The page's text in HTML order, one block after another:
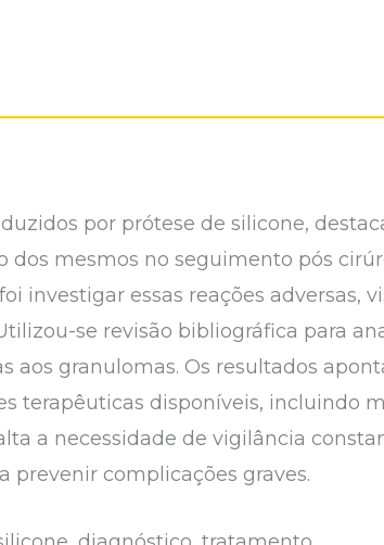
por prótese de silicone,
mesmos no seguimento pós
investigar essas reações adversas,
se revisão bibliográfica para
aos granulomas. Os resultados
terapêuticas disponíveis, incluindo
a necessidade de vigilância
prevenir complicações graves.